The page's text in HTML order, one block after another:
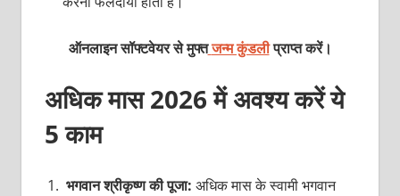
ऑनलाइन सॉफ्टवेयर से मुफ्तजन्म कुंडलीप्राप्त करें।
अधिक मास 2026 में अवश्य करें ये
5 काम
भगवान श्रीकृष्ण की पूजा: अधिक मास के स्वामी भगवान